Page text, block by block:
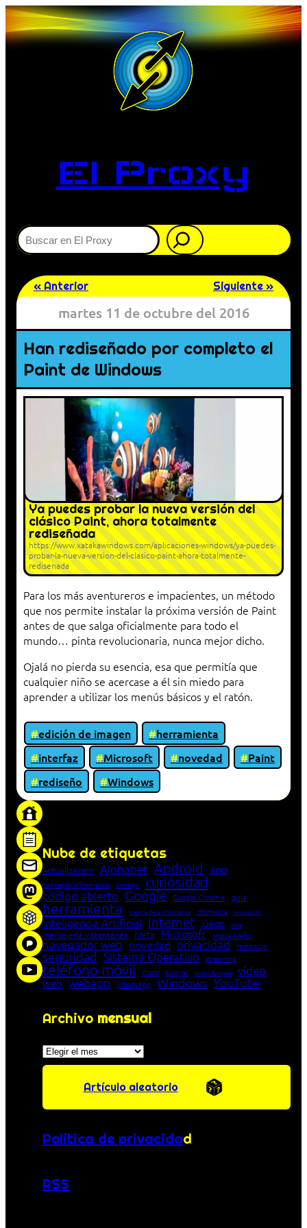
El Proxy
Buscar
« Anterior Siguiente »
martes 11 de octubre del 2016
Han rediseñado por completo el
Paint de Windows
Ya puedes probar la nueva versión del
clásico Paint, ahora totalmente
rediseñada
https://www.xatakawindows.com/aplicaciones-windows/ya-puedes-
probar-la-nueva-version-del-clasico-paint-ahora-totalmente-
redisenada
Para los más aventureros e impacientes, un método
que nos permite instalar la próxima versión de Paint
antes de que salga oficialmente para todo el
mundo… pinta revolucionaria, nunca mejor dicho.
Ojalá no pierda su esencia, esa que permitía que
cualquier niño se acercase a él sin miedo para
aprender a utilizar los menús básicos y el ratón.
edición de imagen
herramienta
interfaz
Microsoft novedad
Paint
rediseño
Windows
Nube de etiquetas
actualización Alphabet Android app
concepto informático consejo curiosidad
código abierto Google Google Chrome guía
herramienta historia de la Informática Informática innovación
Inteligencia Artificial Internet juego lista
mensajería instantánea Meta Microsoft Mozilla Firefox
navegador web novedad privacidad red social
seguridad Sistema Operativo streaming
teléfono móvil truco tutorial Unión Europea vídeo
web webapp WhatsApp Windows YouTube
Archivo mensual
Archivos
Artículo aleatorio
Política de privacidad
RSS